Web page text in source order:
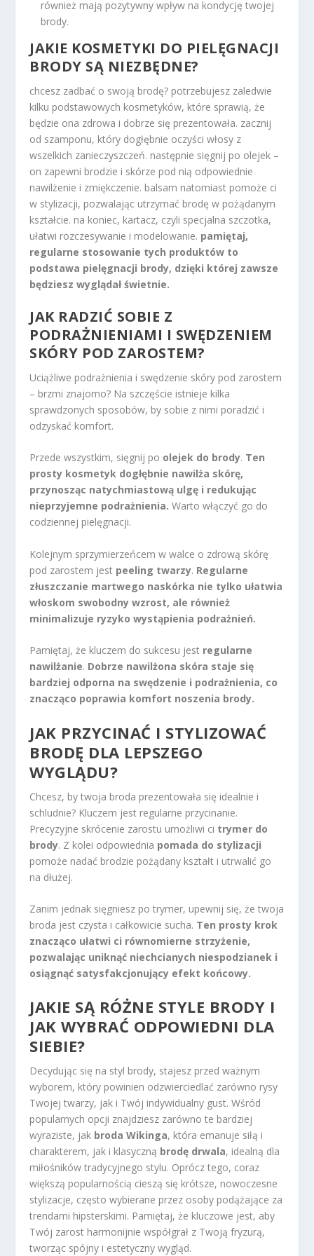
również mają pozytywny wpływ na kondycję twojej
brody.
JAKIE KOSMETYKI DO PIELĘGNACJI
BRODY SĄ NIEZBĘDNE?
chcesz zadbać o swoją brodę? potrzebujesz zaledwie
kilku podstawowych kosmetyków, które sprawią, że
będzie ona zdrowa i dobrze się prezentowała. zacznij
od szamponu, który dogłębnie oczyści włosy z
wszelkich zanieczyszczeń. następnie sięgnij po olejek –
on zapewni brodzie i skórze pod nią odpowiednie
nawilżenie i zmiękczenie. balsam natomiast pomoże ci
w stylizacji, pozwalając utrzymać brodę w pożądanym
kształcie. na koniec, kartacz, czyli specjalna szczotka,
ułatwi rozczesywanie i modelowanie. pamiętaj,
regularne stosowanie tych produktów to
podstawa pielęgnacji brody, dzięki której zawsze
będziesz wyglądał świetnie.
JAK RADZIĆ SOBIE Z
PODRAŻNIENIAMI I SWĘDZENIEM
SKÓRY POD ZAROSTEM?
Uciążliwe podrażnienia i swędzenie skóry pod zarostem
– brzmi znajomo? Na szczęście istnieje kilka
sprawdzonych sposobów, by sobie z nimi poradzić i
odzyskać komfort.
Przede wszystkim, sięgnij po olejek do brody. Ten
prosty kosmetyk dogłębnie nawilża skórę,
przynosząc natychmiastową ulgę i redukując
nieprzyjemne podrażnienia. Warto włączyć go do
codziennej pielęgnacji.
Kolejnym sprzymierzeńcem w walce o zdrową skórę
pod zarostem jest peeling twarzy. Regularne
złuszczanie martwego naskórka nie tylko ułatwia
włoskom swobodny wzrost, ale również
minimalizuje ryzyko wystąpienia podrażnień.
Pamiętaj, że kluczem do sukcesu jest regularne
nawilżanie. Dobrze nawilżona skóra staje się
bardziej odporna na swędzenie i podrażnienia, co
znacząco poprawia komfort noszenia brody.
JAK PRZYCINAĆ I STYLIZOWAĆ
BRODĘ DLA LEPSZEGO
WYGLĄDU?
Chcesz, by twoja broda prezentowała się idealnie i
schludnie? Kluczem jest regularne przycinanie.
Precyzyjne skrócenie zarostu umożliwi ci trymer do
brody. Z kolei odpowiednia pomada do stylizacji
pomoże nadać brodzie pożądany kształt i utrwalić go
na dłużej.
Zanim jednak sięgniesz po trymer, upewnij się, że twoja
broda jest czysta i całkowicie sucha. Ten prosty krok
znacząco ułatwi ci równomierne strzyżenie,
pozwalając uniknąć niechcianych niespodzianek i
osiągnąć satysfakcjonujący efekt końcowy.
JAKIE SĄ RÓŻNE STYLE BRODY I
JAK WYBRAĆ ODPOWIEDNI DLA
SIEBIE?
Decydując się na styl brody, stajesz przed ważnym
wyborem, który powinien odzwierciedlać zarówno rysy
Twojej twarzy, jak i Twój indywidualny gust. Wśród
popularnych opcji znajdziesz zarówno te bardziej
wyraziste, jak broda Wikinga, która emanuje siłą i
charakterem, jak i klasyczną brodę drwala, idealną dla
miłośników tradycyjnego stylu. Oprócz tego, coraz
większą popularnością cieszą się krótsze, nowoczesne
stylizacje, często wybierane przez osoby podążające za
trendami hipsterskimi. Pamiętaj, że kluczowe jest, aby
Twój zarost harmonijnie współgrał z Twoją fryzurą,
tworząc spójny i estetyczny wygląd.